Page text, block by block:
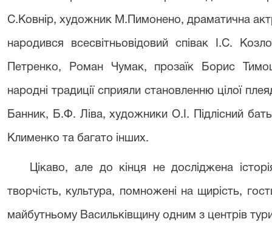
С.Ковнір, художник М.Пимонено, драматична
народився всесвітньовідовий співак І.С.
Петренко, Роман Чумак, прозаїк Борис
народні традиції сприяли становленню цілої
Банник, Б.Ф. Ліва, художники О.І. Підлісний
Клименко та багато інших.
Цікаво, але до кінця не досліджена
творчість, культура, помножені на щирість,
майбутньому Васильківщину одним з центрів